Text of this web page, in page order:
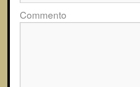
Commento